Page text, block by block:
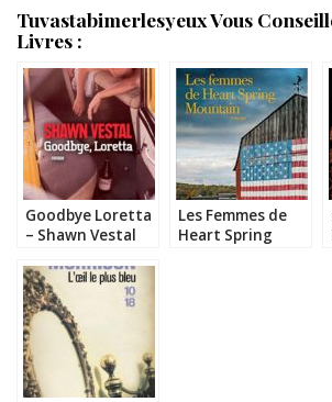
Tuvastabimerlesyeux Vous
Livres :
Goodbye Loretta
– Shawn Vestal
Les Femmes de
Heart Spring